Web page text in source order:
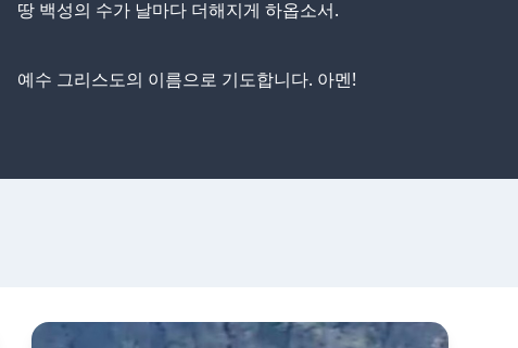
땅 백성의 수가 날마다 더해지게 하옵소서.
예수 그리스도의 이름으로 기도합니다. 아멘!